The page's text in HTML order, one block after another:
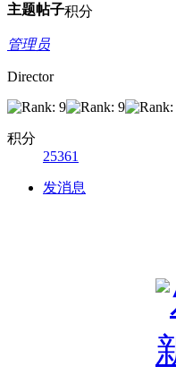
主题帖子积分
管理员
Director
积分
25361
发消息